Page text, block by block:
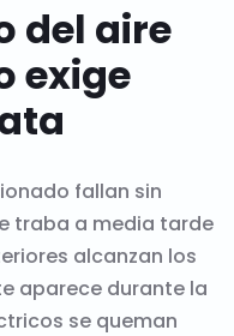
del aire
exige
fallan sin
traba a media tarde
alcanzan los
aparece durante la
se queman